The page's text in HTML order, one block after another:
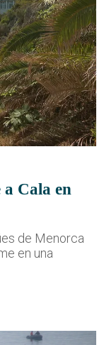
a Cala en
de Menorca
en una